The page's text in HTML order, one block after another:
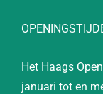
Het Haags
januari tot en